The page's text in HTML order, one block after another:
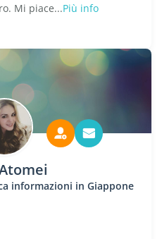
Mi piace...Più info
informazioni in Giappone